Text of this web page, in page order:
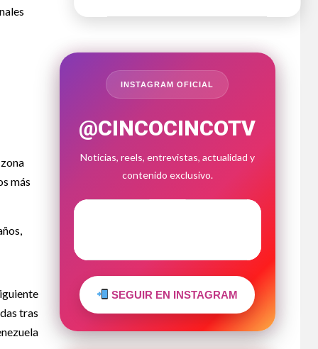
más
tras
INSTAGRAM OFICIAL
@CINCOCINCOTV
Noticias, reels, entrevistas, actualidad y
contenido exclusivo.
SEGUIR EN INSTAGRAM